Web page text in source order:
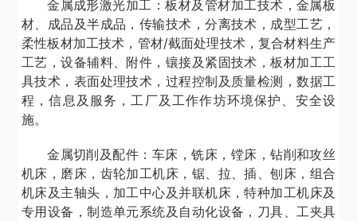
金属成形激光加工：板材及管材加工技术，金属板
材、成品及半成品，传输技术，分离技术，成型工艺，
柔性板材加工技术，管材/截面处理技术，复合材料生产
工艺，设备辅料、附件，镶接及紧固技术，板材加工工
具技术，表面处理技术，过程控制及质量检测，数据工
程，信息及服务，工厂及工作作坊环境保护、安全设
施。
金属切削及配件：车床，铣床，镗床，钻削和攻丝
机床，磨床，齿轮加工机床，锯、拉、插、刨床，组合
机床及主轴头，加工中心及并联机床，特种加工机床及
专用设备，制造单元系统及自动化设备，刀具、工夹具